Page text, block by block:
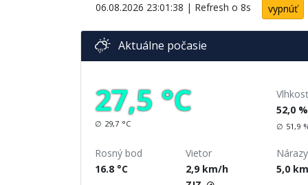
06.08.2026 23:01:38 | Refresh o 7s vypnúť
Aktuálne počasie
27,5 °C
∅ 29,7 °C
Vlhkosť
52,0 %
∅ 51,9
Rosný bod
16.8 °C
Vietor
2,9 km/h
5,0